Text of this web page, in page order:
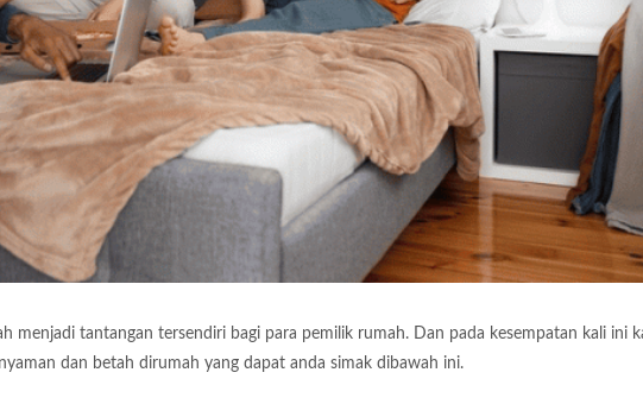
menjadi tantangan tersendiri bagi para pemilik rumah. Dan pada kesempatan kali ini
dan betah dirumah yang dapat anda simak dibawah ini.